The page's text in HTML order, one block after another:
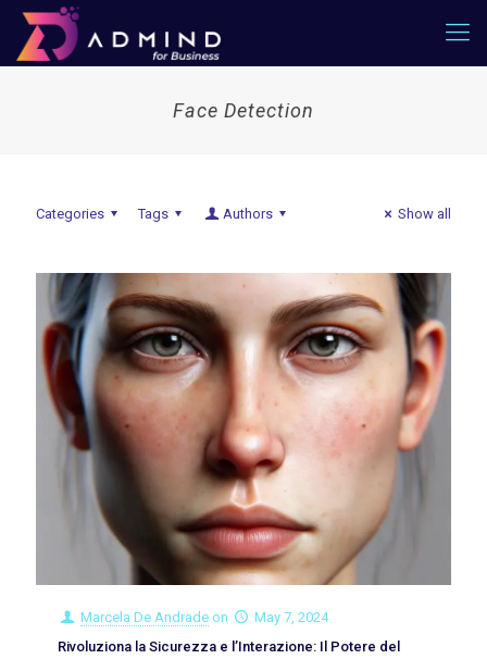
Face Detection
Categories Tags Authors Show all
Marcela De Andrade on
May 7, 2024
Rivoluziona la Sicurezza e l’Interazione: Il Potere del